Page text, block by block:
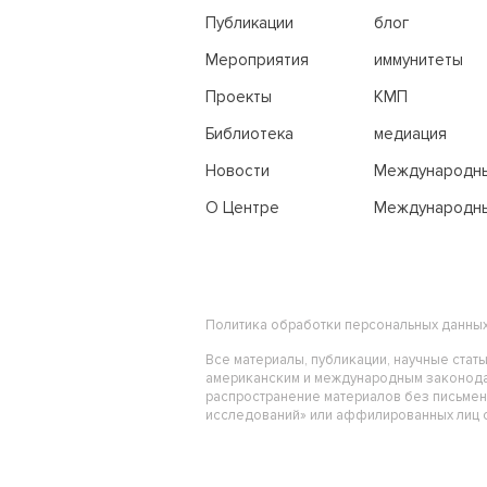
Публикации
Мероприятия
Проекты
Библиотека
Новости
О Центре
блог
иммунитеты
КМП
медиация
праву
Политика обработки персональных
Все материалы, публикации, научные
американским и международным
распространение материалов без
исследований» или аффилированных лиц